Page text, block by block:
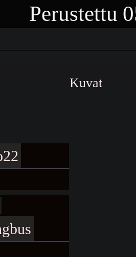
Perustettu
Niilo22,
Kuvat